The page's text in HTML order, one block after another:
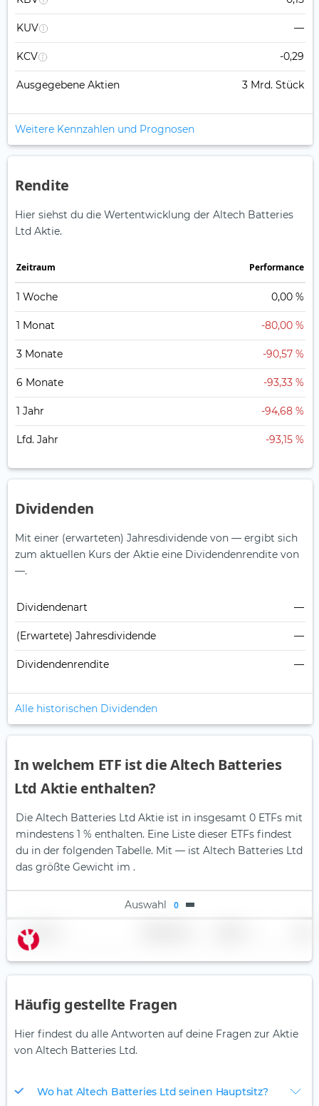
KUV —
KCV -0,29
Ausgegebene Aktien 3 Mrd. Stück
Weitere Kennzahlen und Prognosen
Rendite
Hier siehst du die Wertentwicklung der Altech Batteries
Ltd Aktie.
Zeitraum Perfor­mance
1 Woche 0,00 %
1 Monat -80,00 %
3 Monate -90,57 %
6 Monate -93,33 %
1 Jahr -94,68 %
Lfd. Jahr -93,15 %
Dividenden
Mit einer (erwarteten) Jahresdividende von — ergibt sich
zum aktuellen Kurs der Aktie eine Dividendenrendite von
—.
Dividendenart —
(Erwartete) Jahresdividende —
Dividendenrendite —
Alle historischen Dividenden
In welchem ETF ist die Altech Batteries
Ltd Aktie enthalten?
Die Altech Batteries Ltd Aktie ist in insgesamt 0 ETFs mit
mindestens 1 % enthalten. Eine Liste dieser ETFs findest
du in der folgenden Tabelle. Mit — ist Altech Batteries Ltd
das größte Gewicht im .
Auswahl 0
Name
Häufig gestellte Fragen
Hier findest du alle Antworten auf deine Fragen zur Aktie
von Altech Batteries Ltd.
Wo hat Altech Batteries Ltd seinen Hauptsitz?